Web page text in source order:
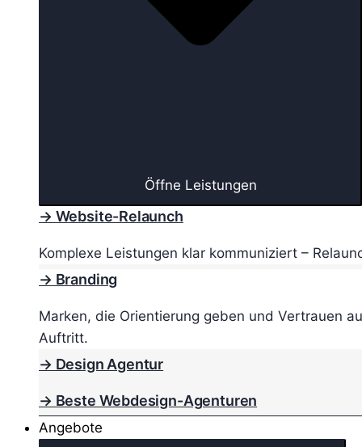
Öffne Leistungen
→ Website-Relaunch
Komplexe Leistungen klar kommuniziert –
→ Branding
Marken, die Orientierung geben und Vertrauen
Auftritt.
→ Design Agentur
→ Beste Webdesign-Agenturen
Angebote